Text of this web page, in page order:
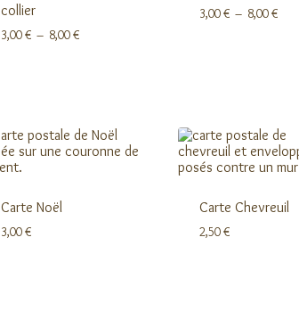
collier
3,00€ – 8,00€Plage
3,00€ – 8,00€Plage
Carte Noël
3,00€
Carte Chevreuil
2,50€